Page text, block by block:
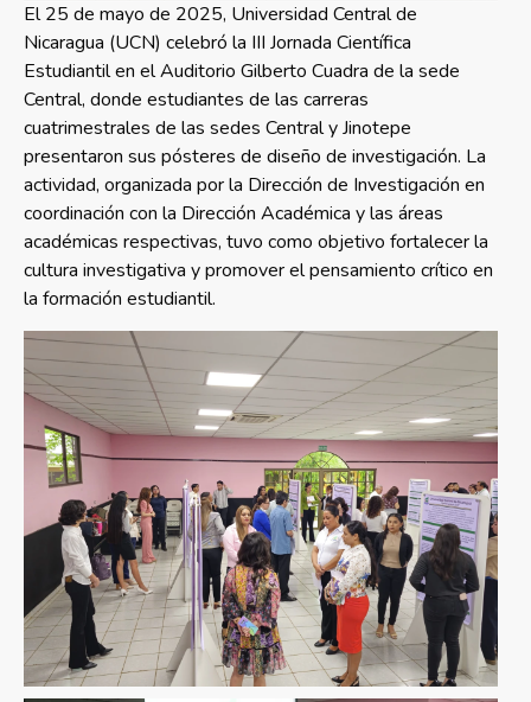
El 25 de mayo de 2025, Universidad Central de
Nicaragua (UCN) celebró la III Jornada Científica
Estudiantil en el Auditorio Gilberto Cuadra de la sede
Central, donde estudiantes de las carreras
cuatrimestrales de las sedes Central y Jinotepe
presentaron sus pósteres de diseño de investigación. La
actividad, organizada por la Dirección de Investigación en
coordinación con la Dirección Académica y las áreas
académicas respectivas, tuvo como objetivo fortalecer la
cultura investigativa y promover el pensamiento crítico en
la formación estudiantil.